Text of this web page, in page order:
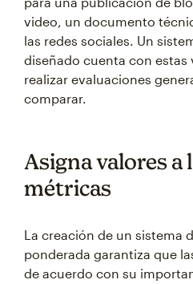
video, un documento
las redes sociales. Un
diseñado cuenta con estas
realizar evaluaciones
comparar.
Asigna valores a
métricas
La creación de un sistema
ponderada garantiza que
de acuerdo con su